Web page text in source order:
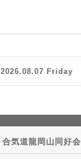
2026.08.07 Friday
合気道龍岡山同好会